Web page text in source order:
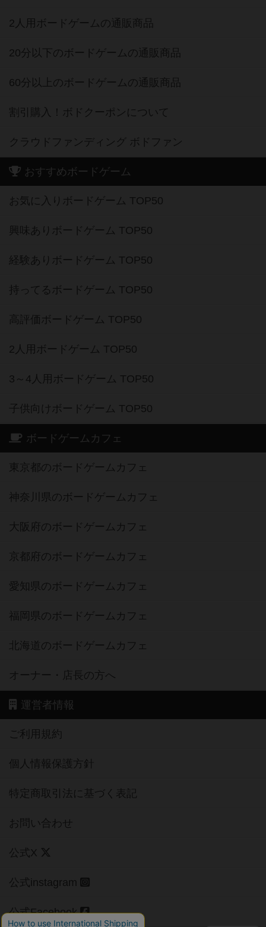
2人用ボードゲームの通販商品
20分以下のボードゲームの通販商品
60分以上のボードゲームの通販商品
割引購入！ボドクーポンについて
クラウドファンディング ボドファン
おすすめボードゲーム
お気に入りボードゲーム TOP50
興味ありボードゲーム TOP50
経験ありボードゲーム TOP50
持ってるボードゲーム TOP50
高評価ボードゲーム TOP50
2人用ボードゲーム TOP50
3～4人用ボードゲーム TOP50
子供向けボードゲーム TOP50
ボードゲームカフェ
東京都のボードゲームカフェ
神奈川県のボードゲームカフェ
大阪府のボードゲームカフェ
京都府のボードゲームカフェ
愛知県のボードゲームカフェ
福岡県のボードゲームカフェ
北海道のボードゲームカフェ
オーナー・店長の方へ
運営者情報
ご利用規約
個人情報保護方針
特定商取引法に基づく表記
お問い合わせ
公式X
公式instagram
公式Facebook